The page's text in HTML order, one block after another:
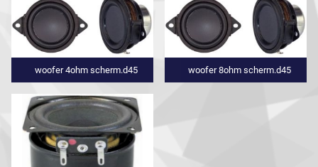
woofer 4ohm scherm.d45 woofer 8ohm scherm.d45